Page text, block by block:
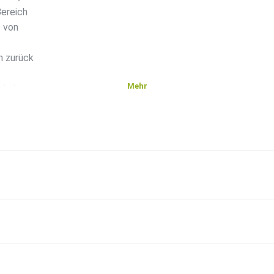
zurück
In
Mehr